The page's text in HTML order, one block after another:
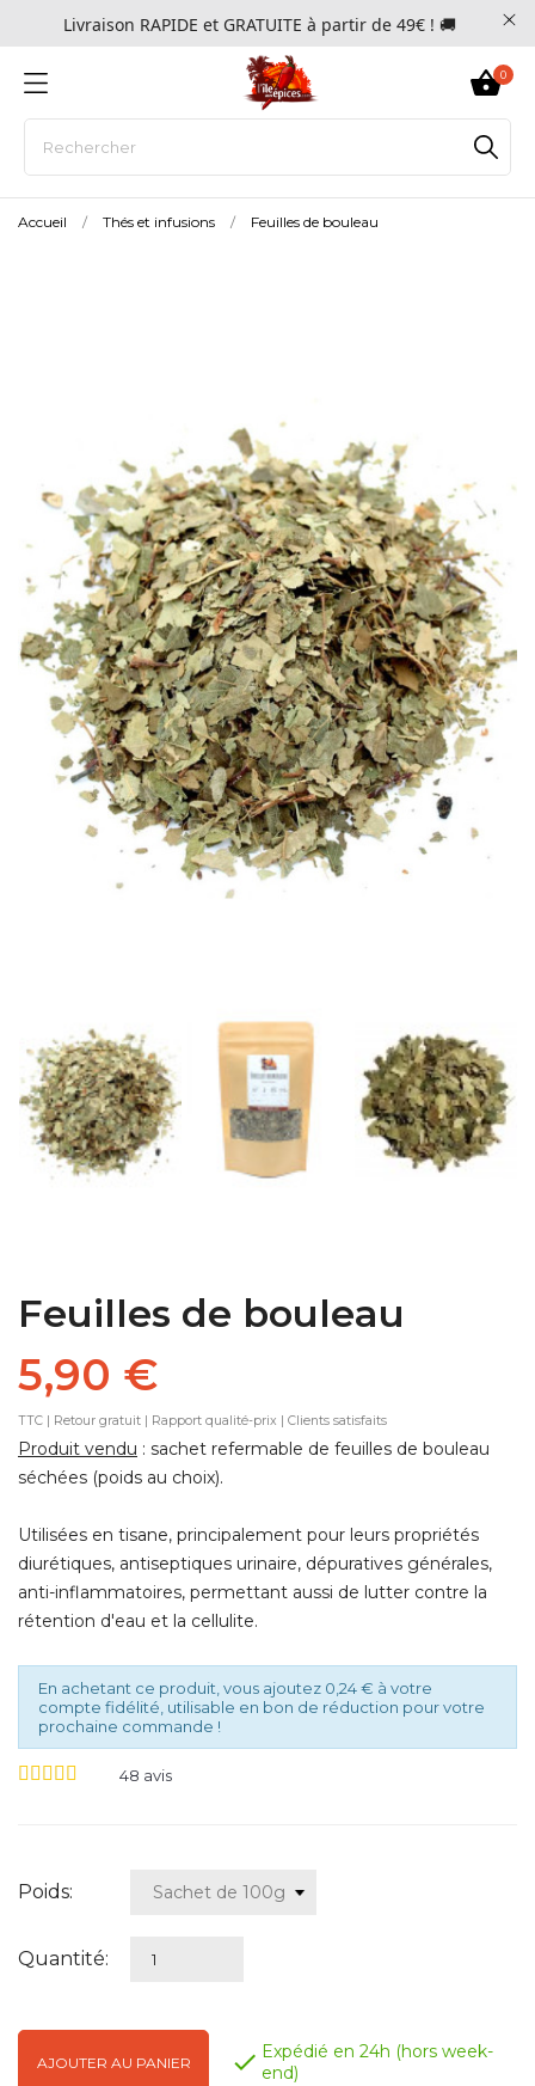
Livraison RAPIDE et GRATUITE à partir de 49€ ! 🚚
0
Accueil Thés et infusions Feuilles de bouleau
Feuilles de bouleau
5,90 €
TTC | Retour gratuit | Rapport qualité-prix | Clients satisfaits
Produit vendu : sachet refermable de feuilles de bouleau
séchées (poids au choix).
Utilisées en tisane, principalement pour leurs propriétés
diurétiques, antiseptiques urinaire, dépuratives générales,
anti-inflammatoires, permettant aussi de lutter contre la
rétention d'eau et la cellulite.
En achetant ce produit, vous ajoutez 0,24 € à votre
compte fidélité, utilisable en bon de réduction pour votre
prochaine commande !
48 avis
Poids:
Quantité:
AJOUTER AU PANIER  Expédié en 24h (hors week-
end)